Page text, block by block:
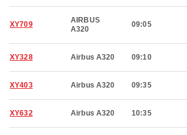
XY709
AIRBUS
A320
09:05
XY328 Airbus A320 09:10
XY403 Airbus A320 09:35
XY632 Airbus A320 10:35